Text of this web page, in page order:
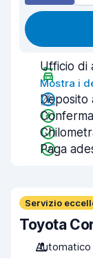
Ufficio di
Mostra i
Deposito
Paga
Servizio
Toyota
Automatico